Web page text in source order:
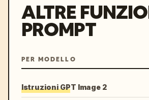
ALTRE
PROMPT
PER MODELLO
Istruzioni GPT Image 2